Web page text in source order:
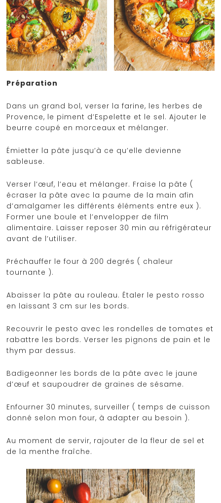
Préparation
Dans un grand bol, verser la farine, les herbes de
Provence, le piment d’Espelette et le sel. Ajouter le
beurre coupé en morceaux et mélanger.
Émietter la pâte jusqu’à ce qu’elle devienne
sableuse.
Verser l’œuf, l’eau et mélanger. Fraise la pâte (
écraser la pâte avec la paume de la main afin
d’amalgamer les différents éléments entre eux ).
Former une boule et l’envelopper de film
alimentaire. Laisser reposer 30 min au réfrigérateur
avant de l’utiliser.
Préchauffer le four à 200 degrés ( chaleur
tournante ).
Abaisser la pâte au rouleau. Étaler le pesto rosso
en laissant 3 cm sur les bords.
Recouvrir le pesto avec les rondelles de tomates et
rabattre les bords. Verser les pignons de pain et le
thym par dessus.
Badigeonner les bords de la pâte avec le jaune
d’œuf et saupoudrer de graines de sésame.
Enfourner 30 minutes, surveiller ( temps de cuisson
donné selon mon four, à adapter au besoin ).
Au moment de servir, rajouter de la fleur de sel et
de la menthe fraîche.